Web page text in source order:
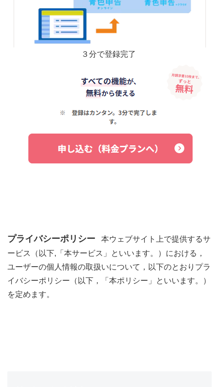
３分で登録完了
プライバシーポリシー 本ウェブサイト上で提供するサ
ービス（以下,「本サービス」といいます。）における，
ユーザーの個人情報の取扱いについて，以下のとおりプラ
イバシーポリシー（以下，「本ポリシー」といいます。）
を定めます。